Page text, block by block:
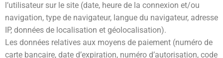
l’utilisateur sur le site (date, heure de la connexion et/ou
navigation, type de navigateur, langue du navigateur, adresse
IP, données de localisation et géolocalisation).
Les données relatives aux moyens de paiement (numéro de
carte bancaire, date d’expiration, numéro d’autorisation, code